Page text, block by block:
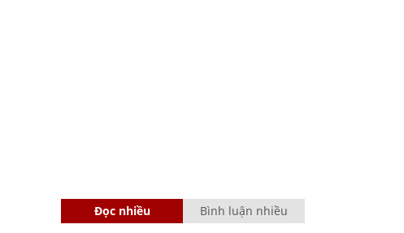
Đọc nhiều Bình luận nhiều